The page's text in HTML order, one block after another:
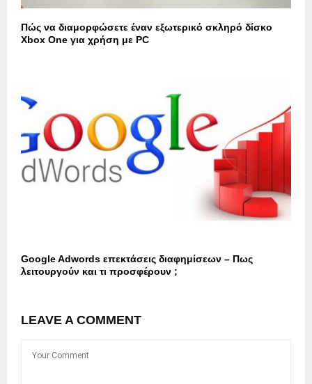
Πώς να διαμορφώσετε έναν εξωτερικό σκληρό δίσκο
Xbox One για χρήση με PC
Google Adwords επεκτάσεις διαφημίσεων – Πως
λειτουργούν και τι προσφέρουν ;
LEAVE A COMMENT